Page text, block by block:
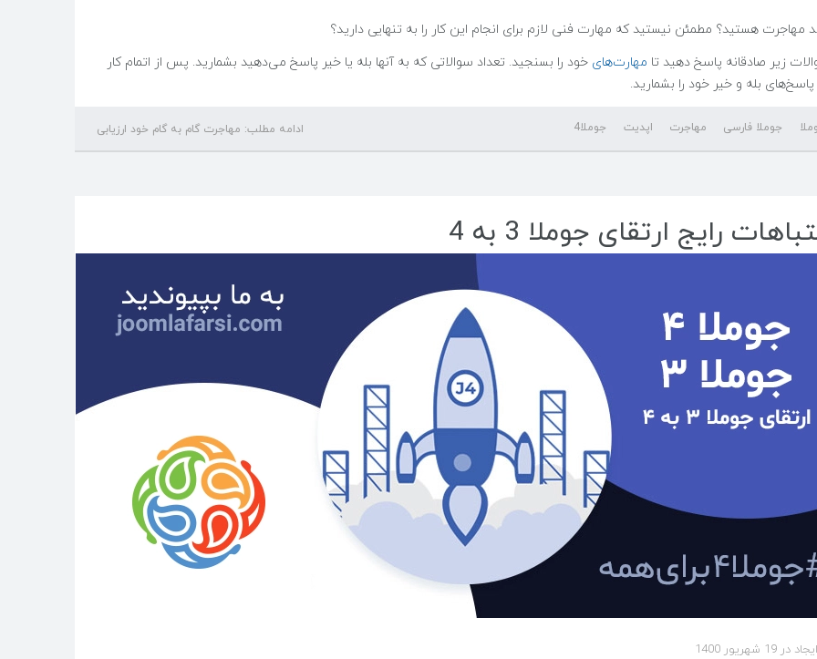
مهاجرت هستید؟ مطمئن نیستید که مهارت فنی لازم برای انجام این کار را به تنهایی دارید؟
زیر صادقانه پاسخ دهید تا مهارت‌های خود را بسنجید. تعداد سوالاتی که به آنها بله یا خیر پاسخ می‌دهید بشمارید. پس از اتمام کار
پاسخ‌های بله و خیر خود را بشمارید.
جوملا فارسی مهاجرت اپدیت جوملا4 ادامه مطلب: مهاجرت گام به گام خود ارزیابی
رایج ارتقای جوملا 3 به 4
19 شهریور 1400